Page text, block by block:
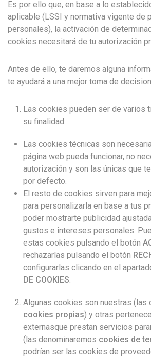
Es por ello que, en base a lo
aplicable (LSSI y normativa vigente de
personales), la activación de
cookies necesitará de tu autorización
Antes de ello, te daremos alguna
te ayudará a una mejor toma de
Las cookies pueden ser de varios
su finalidad:
Las cookies técnicas son
página web pueda funcionar, no
autorización y son las únicas que
por defecto.
El resto de cookies sirven para
para personalizarla en base a tus
poder mostrarte publicidad
gustos e intereses personales.
estas cookies pulsando el botón
rechazarlas pulsando el botón
configurarlas clicando en el
DE COOKIES
Algunas cookies son nuestras (las
cookies propias) y otras
externasque prestan servicios
(las denominaremos cookies de
podrían ser las cookies de